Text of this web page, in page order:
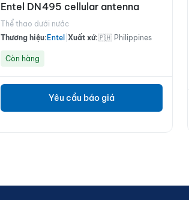
Entel DN495 cellular antenna
Thể thao dưới nước
Thương hiệu: Entel Xuất xứ:🇵🇭 Philippines
Còn hàng
Yêu cầu báo giá